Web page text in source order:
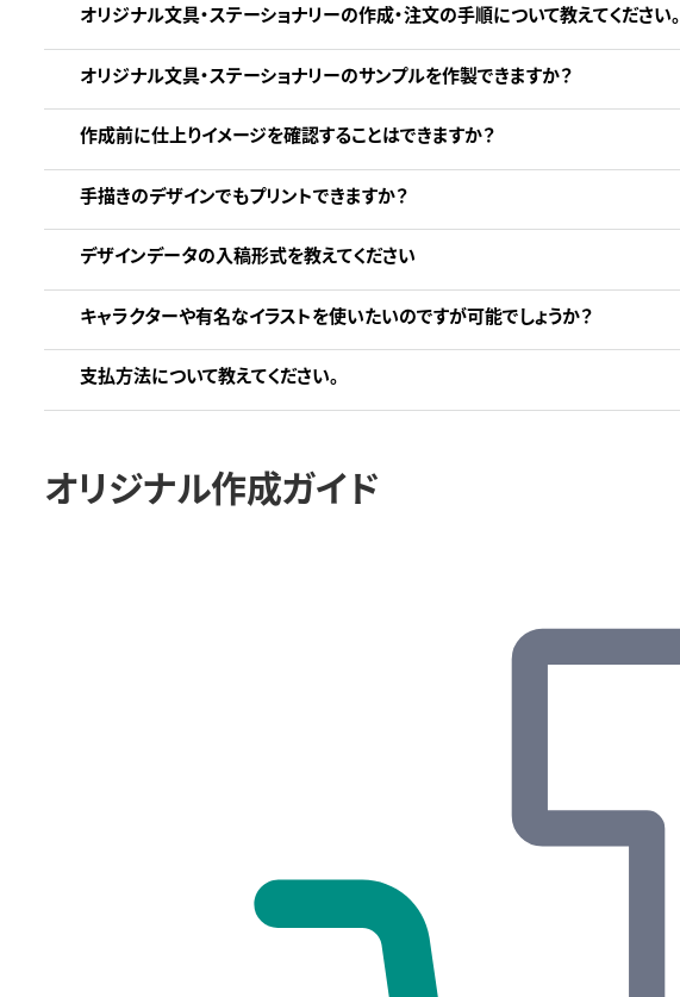
オリジナル文具・ステーショナリーの作成・注文の手順について教えてください。
オリジナル文具・ステーショナリーのサンプルを作製できますか？
作成前に仕上りイメージを確認することはできますか？
手描きのデザインでもプリントできますか？
デザインデータの入稿形式を教えてください
キャラクターや有名なイラストを使いたいのですが可能でしょうか？
支払方法について教えてください。
オリジナル作成ガイド